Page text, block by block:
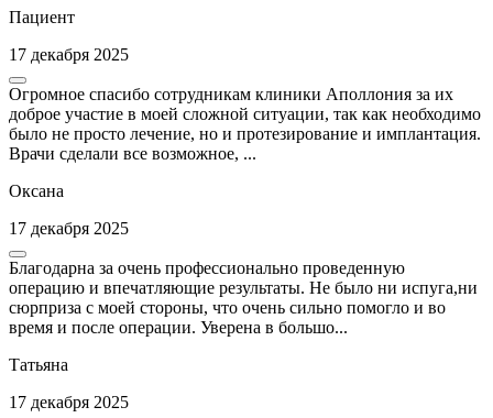
Пациент
17 декабря 2025
Огромное спасибо сотрудникам клиники Аполлония за их
доброе участие в моей сложной ситуации, так как необходимо
было не просто лечение, но и протезирование и имплантация.
Врачи сделали все возможное, ...
Оксана
17 декабря 2025
Благодарна за очень профессионально проведенную
операцию и впечатляющие результаты. Не было ни испуга,ни
сюрприза с моей стороны, что очень сильно помогло и во
время и после операции. Уверена в большо...
Татьяна
17 декабря 2025